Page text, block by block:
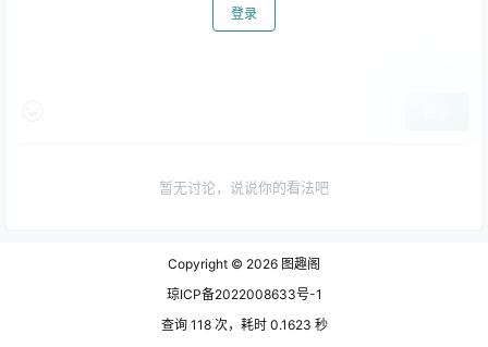
登录
暂无讨论，说说你的看法吧
Copyright © 2026 图趣阁
琼ICP备2022008633号-1
查询 118 次，耗时 0.1623 秒